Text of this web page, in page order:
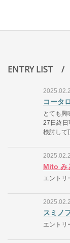
ENTRY LIST /
コータ
とても興
27日終日
検討して
Mito み
エントリ
スミノ
エントリ